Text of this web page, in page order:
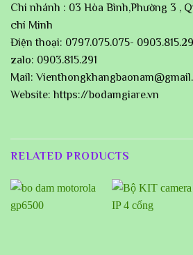
Chi nhánh : 03 Hòa Bình,Phường 3 ,
chí Minh
Điện thoại: 0797.075.075-
zalo: 0903.815.291
Mail:
Website: https://bodamgiare.vn
RELATED PRODUCTS